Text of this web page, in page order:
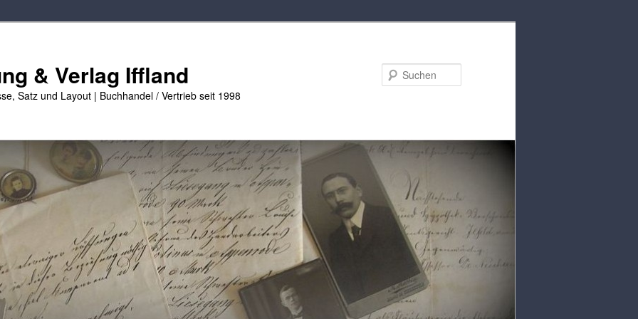
& Verlag Iffland
Satz und Layout | Buchhandel / Vertrieb seit 1998